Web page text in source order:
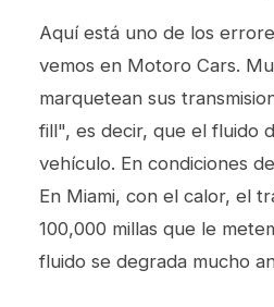
Aquí está uno de los
vemos en Motoro Cars.
marquetean sus
fill", es decir, que el fluido
vehículo. En condiciones
En Miami, con el calor, el
100,000 millas que le
fluido se degrada mucho